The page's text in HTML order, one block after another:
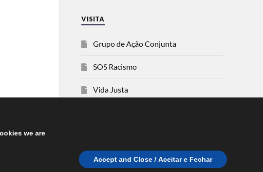
VISITA
Grupo de Ação Conjunta
SOS Racismo
Vida Justa
we are
Accept and Close / Aceitar e Fechar